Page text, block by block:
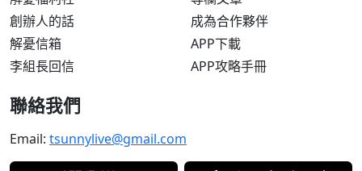
創辦人的話
解憂信箱
李組長回信
成為合作夥伴
APP下載
APP攻略手冊
聯絡我們
Email: tsunnylive@gmail.com